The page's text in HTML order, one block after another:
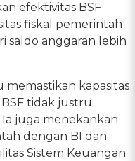
efektivitas BSF
fiskal pemerintah
saldo anggaran lebih
kapasitas
tidak justru
juga menekankan
dengan BI dan
Sistem Keuangan